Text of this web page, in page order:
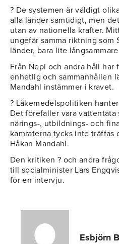
? De systemen är väldigt
alla länder samtidigt, men
utan av nationella krafter.
ungefär samma riktning som
länder, bara lite
Från Nepi och andra håll har
enhetlig och sammanhållen
Mandahl instämmer i kravet.
? Läkemedelspolitiken
Det förefaller vara
närings-, utbildnings- och
kamraterna tycks inte träffas
Håkan Mandahl.
Den kritiken ? och andra
till socialminister Lars
för en intervju.
Esbjörn